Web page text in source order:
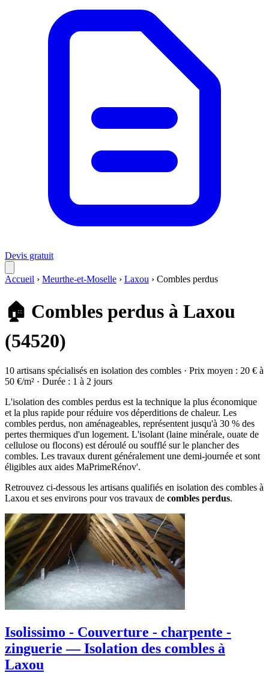
Devis gratuit
Accueil › Meurthe-et-Moselle › Laxou › Combles perdus
🏠 Combles perdus à Laxou
(54520)
10 artisans spécialisés en isolation des combles · Prix moyen : 20 € à
50 €/m² · Durée : 1 à 2 jours
L'isolation des combles perdus est la technique la plus économique
et la plus rapide pour réduire vos déperditions de chaleur. Les
combles perdus, non aménageables, représentent jusqu'à 30 % des
pertes thermiques d'un logement. L'isolant (laine minérale, ouate de
cellulose ou flocons) est déroulé ou soufflé sur le plancher des
combles. Les travaux durent généralement une demi-journée et sont
éligibles aux aides MaPrimeRénov'.
Retrouvez ci-dessous les artisans qualifiés en isolation des combles à
Laxou et ses environs pour vos travaux de combles perdus.
Isolissimo - Couverture - charpente -
zinguerie — Isolation des combles à
Laxou